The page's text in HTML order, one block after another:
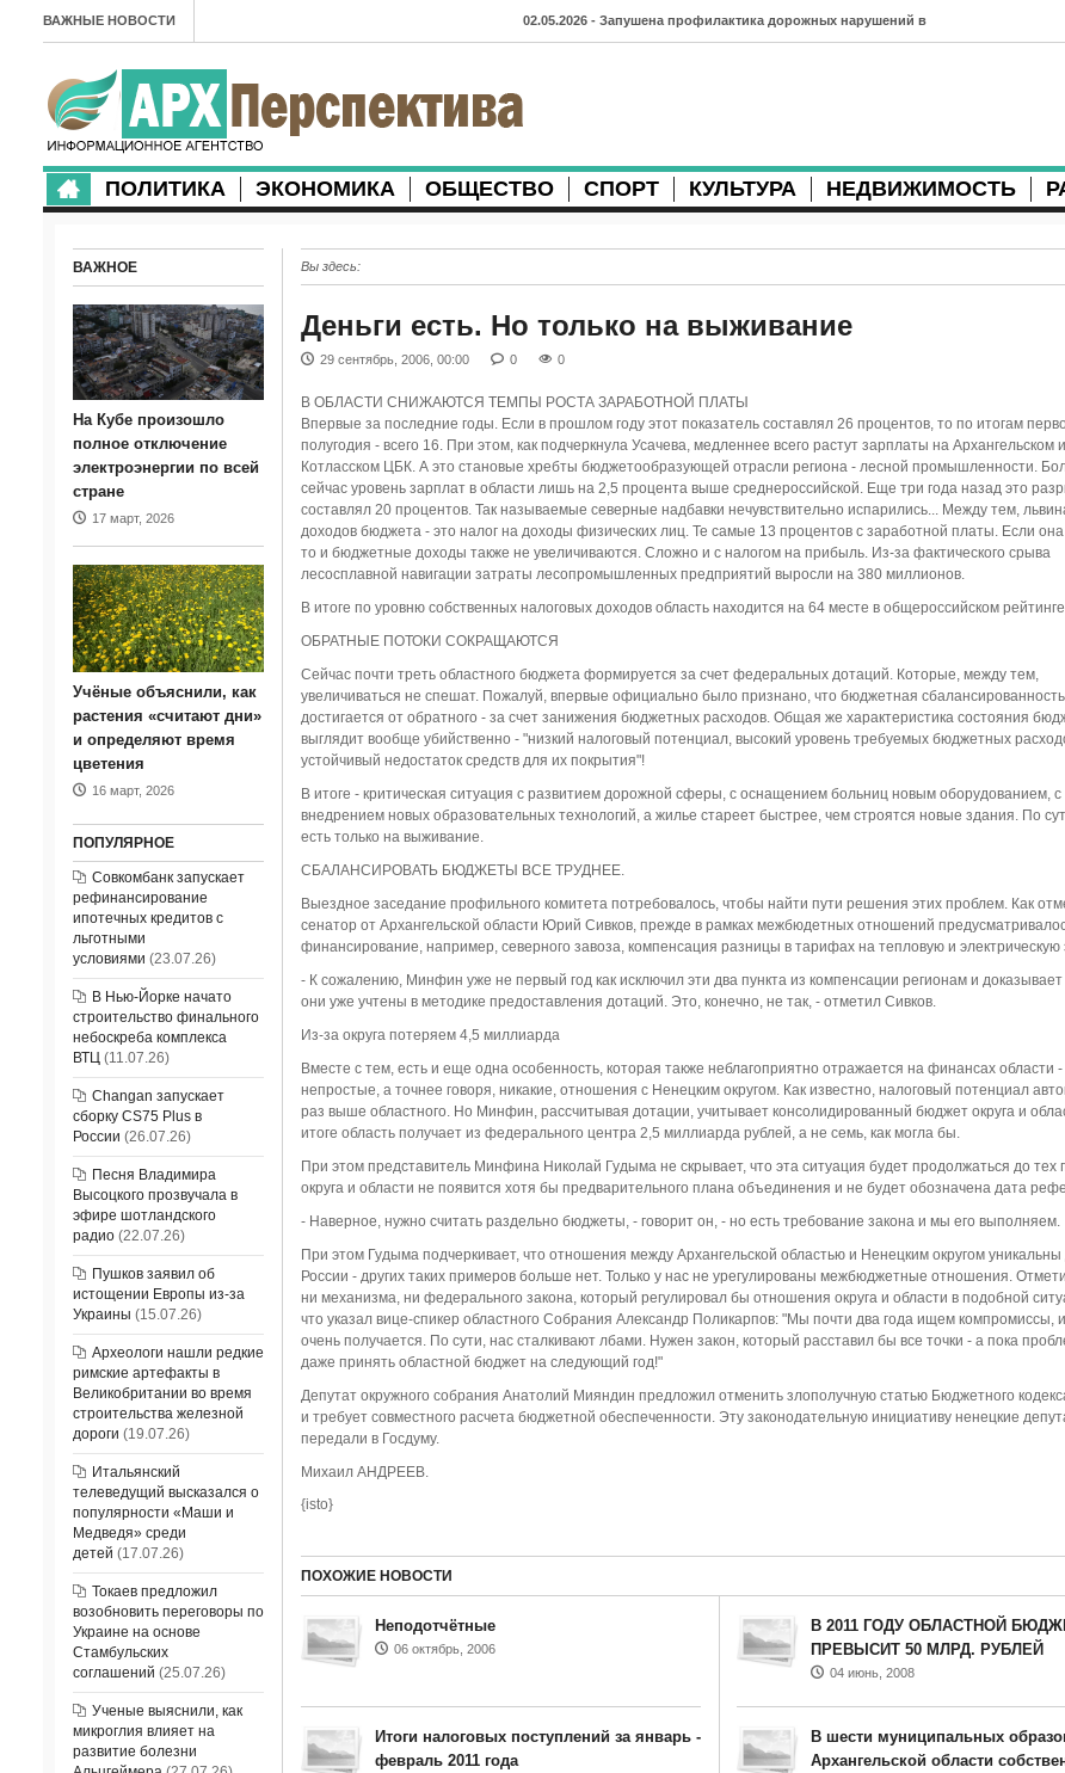
ВАЖНЫЕ НОВОСТИ 02.05.2026 - Запушена профилактика дорожных нарушений в
27.04.2026 - Губернатор Архангельской области контролирует
23.04.2026 - Детский экологический форум усилит
21.04.2026 - Выгуливание собак: правила и штрафы в России
20.04.2026 - Итоги хоккейного сезона в Архангельске: яркие
матчи и новые победы
18.04.2026 - Мобильные комплексы фотофиксации Vitronic
появились в Монтгомери
ПОЛИТИКА ЭКОНОМИКА ОБЩЕСТВО СПОРТ КУЛЬТУРА НЕДВИЖИМОСТЬ
Вы здесь:
Деньги есть. Но только на выживание
29 сентябрь, 2006, 00:00 0 0
В ОБЛАСТИ СНИЖАЮТСЯ ТЕМПЫ РОСТА ЗАРАБОТНОЙ ПЛАТЫ
Впервые за последние годы. Если в прошлом году этот показатель составлял 26 процентов, то по итогам
полугодия - всего 16. При этом, как подчеркнула Усачева, медленнее всего растут зарплаты на Архангельском и
Котласском ЦБК. А это становые хребты бюджетообразующей отрасли региона - лесной промышленности.
сейчас уровень зарплат в области лишь на 2,5 процента выше среднероссийской. Еще три года назад это
составлял 20 процентов. Так называемые северные надбавки нечувствительно испарились... Между тем,
доходов бюджета - это налог на доходы физических лиц. Те самые 13 процентов с заработной платы. Если она
то и бюджетные доходы также не увеличиваются. Сложно и с налогом на прибыль. Из-за фактического срыва
лесосплавной навигации затраты лесопромышленных предприятий выросли на 380 миллионов.
В итоге по уровню собственных налоговых доходов область находится на 64 месте в общероссийском
ОБРАТНЫЕ ПОТОКИ СОКРАЩАЮТСЯ
Сейчас почти треть областного бюджета формируется за счет федеральных дотаций. Которые, между тем,
увеличиваться не спешат. Пожалуй, впервые официально было признано, что бюджетная сбалансированность
достигается от обратного - за счет занижения бюджетных расходов. Общая же характеристика состояния
выглядит вообще убийственно - "низкий налоговый потенциал, высокий уровень требуемых бюджетных
устойчивый недостаток средств для их покрытия"!
В итоге - критическая ситуация с развитием дорожной сферы, с оснащением больниц новым оборудованием, с
внедрением новых образовательных технологий, а жилье стареет быстрее, чем строятся новые здания. По
есть только на выживание.
СБАЛАНСИРОВАТЬ БЮДЖЕТЫ ВСЕ ТРУДНЕЕ.
Выездное заседание профильного комитета потребовалось, чтобы найти пути решения этих проблем. Как
сенатор от Архангельской области Юрий Сивков, прежде в рамках межбюдетных отношений
финансирование, например, северного завоза, компенсация разницы в тарифах на тепловую и электрическую
- К сожалению, Минфин уже не первый год как исключил эти два пункта из компенсации регионам и доказывает
они уже учтены в методике предоставления дотаций. Это, конечно, не так, - отметил Сивков.
Из-за округа потеряем 4,5 миллиарда
Вместе с тем, есть и еще одна особенность, которая также неблагоприятно отражается на финансах области -
непростые, а точнее говоря, никакие, отношения с Ненецким округом. Как известно, налоговый потенциал
раз выше областного. Но Минфин, рассчитывая дотации, учитывает консолидированный бюджет округа и
итоге область получает из федерального центра 2,5 миллиарда рублей, а не семь, как могла бы.
При этом представитель Минфина Николай Гудыма не скрывает, что эта ситуация будет продолжаться до тех
округа и области не появится хотя бы предварительного плана объединения и не будет обозначена дата
- Наверное, нужно считать раздельно бюджеты, - говорит он, - но есть требование закона и мы его выполняем.
При этом Гудыма подчеркивает, что отношения между Архангельской областью и Ненецким округом уникальны
России - других таких примеров больше нет. Только у нас не урегулированы межбюджетные отношения.
ни механизма, ни федерального закона, который регулировал бы отношения округа и области в подобной
что указал вице-спикер областного Собрания Александр Поликарпов: "Мы почти два года ищем компромиссы,
очень получается. По сути, нас сталкивают лбами. Нужен закон, который расставил бы все точки - а пока
даже принять областной бюджет на следующий год!"
Депутат окружного собрания Анатолий Мияндин предложил отменить злополучную статью Бюджетного
и требует совместного расчета бюджетной обеспеченности. Эту законодательную инициативу ненецкие
передали в Госдуму.
Михаил АНДРЕЕВ.
{isto}
ПОХОЖИЕ НОВОСТИ
Неподотчётные
06 октябрь, 2006
В 2011 ГОДУ ОБЛАСТНОЙ
ПРЕВЫСИТ 50 МЛРД. РУБЛЕЙ
04 июнь, 2008
Итоги налоговых поступлений за январь -
февраль 2011 года
В шести муниципальных
Архангельской области
ВАЖНОЕ
На Кубе произошло
полное отключение
электроэнергии по всей
стране
17 март, 2026
Учёные объяснили, как
растения «считают дни»
и определяют время
цветения
16 март, 2026
ПОПУЛЯРНОЕ
Совкомбанк запускает
рефинансирование
ипотечных кредитов с
льготными
условиями (23.07.26)
В Нью-Йорке начато
строительство финального
небоскреба комплекса
ВТЦ(11.07.26)
Changan запускает
сборку CS75 Plus в
России (26.07.26)
Песня Владимира
Высоцкого прозвучала в
эфире шотландского
радио(22.07.26)
Пушков заявил об
истощении Европы из-за
Украины (15.07.26)
Археологи нашли редкие
римские артефакты в
Великобритании во время
строительства железной
дороги (19.07.26)
Итальянский
телеведущий высказался о
популярности «Маши и
Медведя» среди
детей (17.07.26)
Токаев предложил
возобновить переговоры по
Украине на основе
Стамбульских
соглашений (25.07.26)
Ученые выяснили, как
микроглия влияет на
развитие болезни